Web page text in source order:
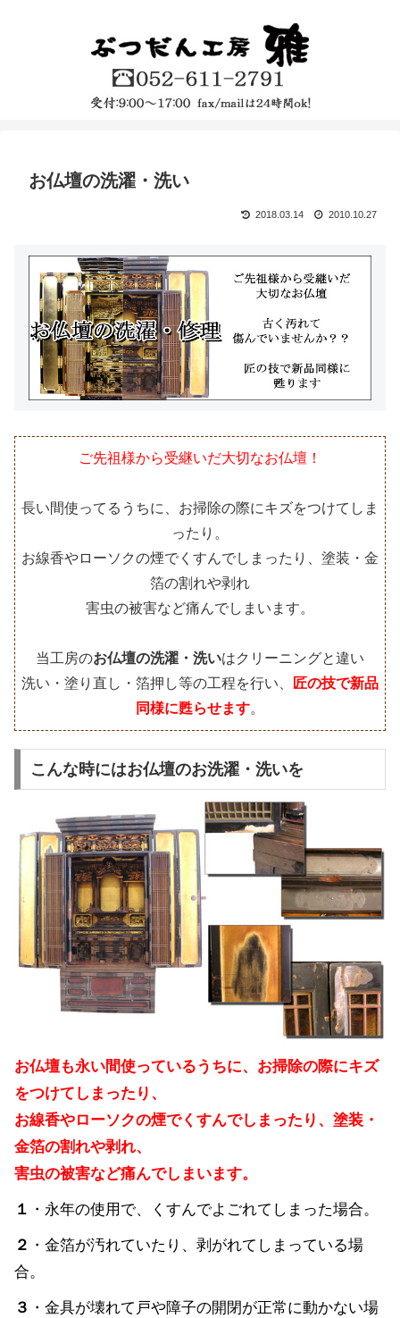
お仏壇の洗濯・洗い
2018.03.14 2010.10.27
ご先祖様から受継いだ大切なお仏壇！
長い間使ってるうちに、お掃除の際にキズをつけてしま
ったり。
お線香やローソクの煙でくすんでしまったり、塗装・金
箔の割れや剥れ
害虫の被害など痛んでしまいます。
当工房のお仏壇の洗濯・洗いはクリーニングと違い
洗い・塗り直し・箔押し等の工程を行い、
匠の技で新品
同様に甦らせます。
こんな時にはお仏壇のお洗濯・洗いを
お仏壇も永い間使っているうちに、お掃除の際にキズ
をつけてしまったり、
お線香やローソクの煙でくすんでしまったり、塗装・
金箔の割れや剥れ、
害虫の被害など痛んでしまいます。
１ ・永年の使用で、くすんでよごれてしまった場合。
２ ・金箔が汚れていたり、剥がれてしまっている場
合。
３ ・金具が壊れて戸や障子の開閉が正常に動かない場